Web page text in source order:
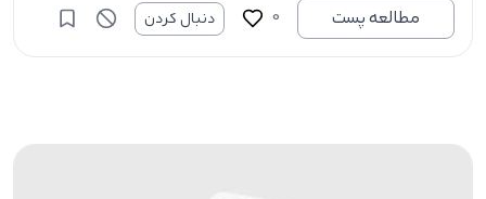
مطالعه پست
0 دنبال کردن